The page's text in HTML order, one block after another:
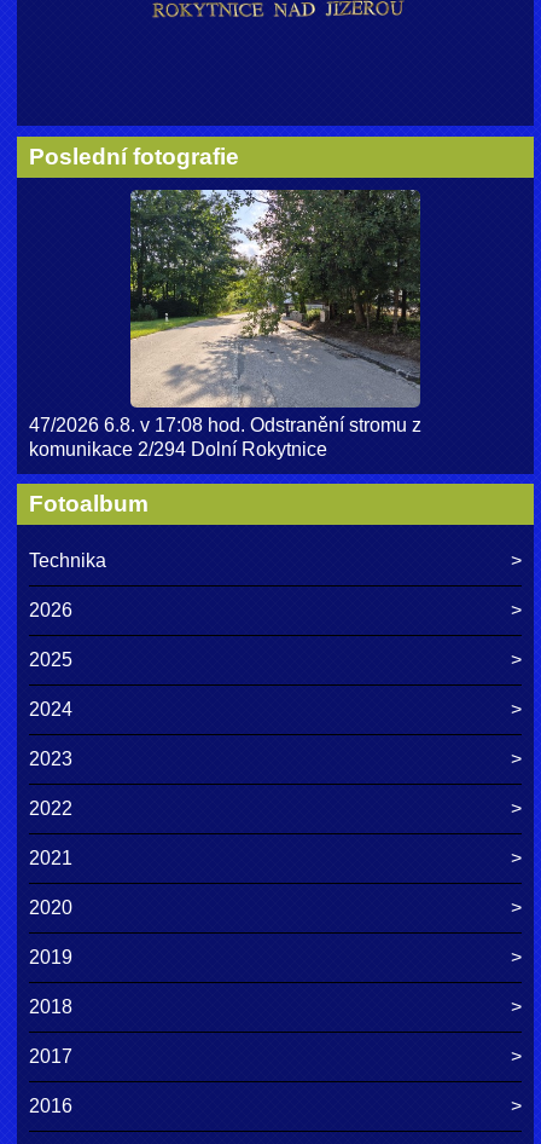
Poslední fotografie
47/2026 6.8. v 17:08 hod. Odstranění stromu z
komunikace 2/294 Dolní Rokytnice
Fotoalbum
Technika
2026
2025
2024
2023
2022
2021
2020
2019
2018
2017
2016